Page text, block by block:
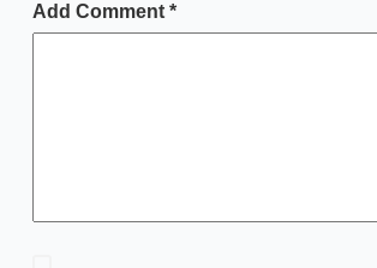
Add Comment*